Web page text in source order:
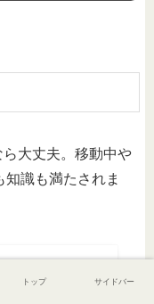
大丈夫。移動中や
知識も満たされま
トップ サイドバー